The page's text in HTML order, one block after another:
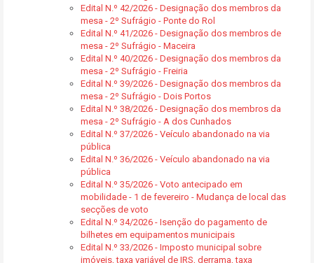
Edital N.º 42/2026 - Designação dos membros da
mesa - 2º Sufrágio - Ponte do Rol
Edital N.º 41/2026 - Designação dos membros de
mesa - 2º Sufrágio - Maceira
Edital N.º 40/2026 - Designação dos membros da
mesa - 2º Sufrágio - Freiria
Edital N.º 39/2026 - Designação dos membros da
mesa - 2º Sufrágio - Dois Portos
Edital N.º 38/2026 - Designação dos membros da
mesa - 2º Sufrágio - A dos Cunhados
Edital N.º 37/2026 - Veículo abandonado na via
pública
Edital N.º 36/2026 - Veículo abandonado na via
pública
Edital N.º 35/2026 - Voto antecipado em
mobilidade - 1 de fevereiro - Mudança de local das
secções de voto
Edital N.º 34/2026 - Isenção do pagamento de
bilhetes em equipamentos municipais
Edital N.º 33/2026 - Imposto municipal sobre
imóveis, taxa variável de IRS, derrama, taxa